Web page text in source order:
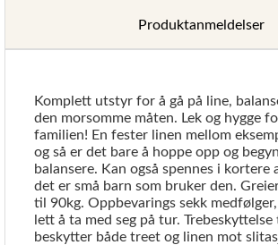
Produktanmeldelser
Komplett utstyr for å gå på line,
den morsomme måten. Lek og hygge
familien! En fester linen mellom
og så er det bare å hoppe opp og
balansere. Kan også spennes i kortere
det er små barn som bruker den.
til 90kg. Oppbevarings sekk
lett å ta med seg på tur.
beskytter både treet og linen mot